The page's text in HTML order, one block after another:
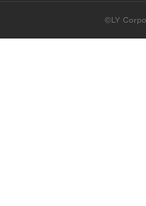
©LY
このコンテンツは掲載が終了し